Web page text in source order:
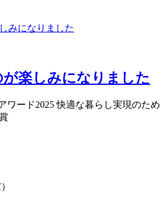
楽しみになりました
ワード2025 快適な暮らし実現のため